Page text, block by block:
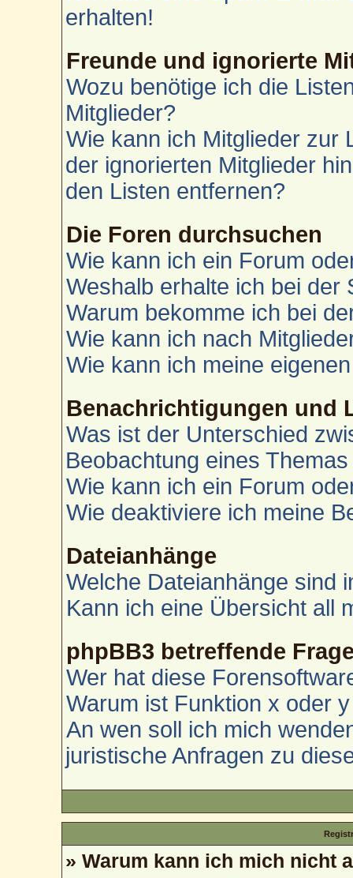
erhalten!
Freunde und ignorierte
Wozu benötige ich die
Mitglieder?
Wie kann ich Mitglieder zur
der ignorierten Mitglieder
den Listen entfernen?
Die Foren durchsuchen
Wie kann ich ein Forum
Weshalb erhalte ich bei der
Warum bekomme ich bei
Wie kann ich nach
Wie kann ich meine
Benachrichtigungen und
Was ist der Unterschied
Beobachtung eines
Wie kann ich ein Forum
Wie deaktiviere ich meine
Dateianhänge
Welche Dateianhänge sind
Kann ich eine Übersicht all
phpBB3 betreffende
Wer hat diese
Warum ist Funktion x oder
An wen soll ich mich
juristische Anfragen zu
» Warum kann ich mich nicht